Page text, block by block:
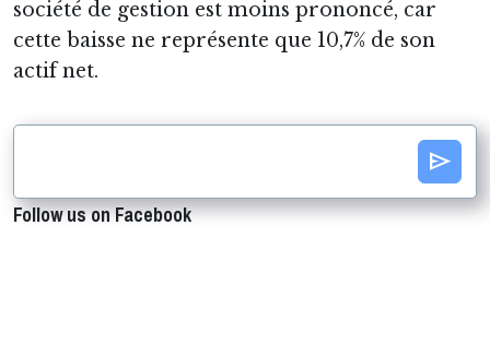
société de gestion est moins prononcé, car
cette baisse ne représente que 10,7% de son
actif net.
send
Follow us on Facebook